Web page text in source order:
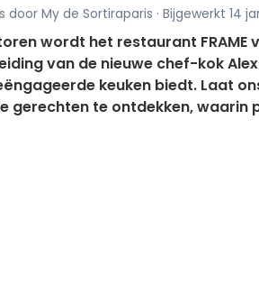
door My de Sortiraparis · Bijgewerkt 14
wordt het restaurant FRAME
van de nieuwe chef-kok
keuken biedt. Laat
gerechten te ontdekken, waarin